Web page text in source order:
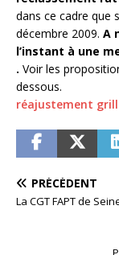
dans ce cadre que
décembre 2009. A
l’instant à une
. Voir les
dessous.
réajustement
PRÉCÉDENT
La CGT FAPT de